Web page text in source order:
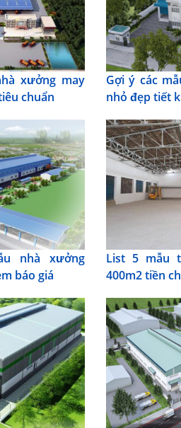
xưởng may
chuẩn
Gợi ý các
nhỏ đẹp tiết
nhà xưởng
báo giá
List 5 mẫu
400m2 tiền